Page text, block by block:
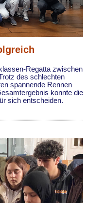
Regatta zwischen
des schlechten
spannende Rennen
konnte die
sich entscheiden.